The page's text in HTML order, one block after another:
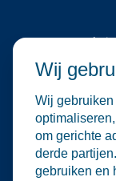
Deze
Water
aandacht te
met de
wij niet
Wij
Wij
om gerichte
derde
gebruiken en